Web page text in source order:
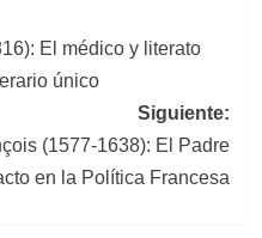
El médico y literato
único
Siguiente:
(1577-1638): El Padre
en la Política Francesa